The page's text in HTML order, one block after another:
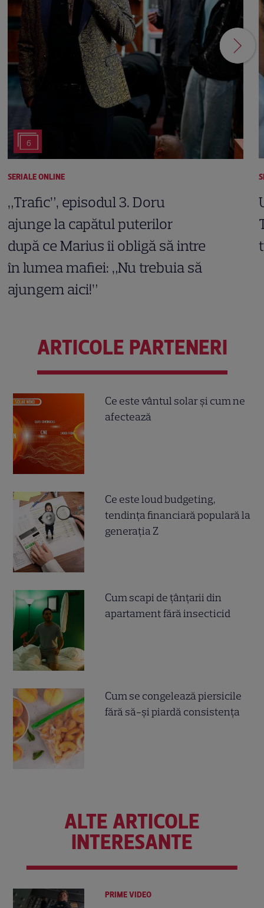
6
SERIALE ONLINE
„Trafic”, episodul 3. Doru
ajunge la capătul puterilor
după ce Marius îi obligă să intre
în lumea mafiei: „Nu trebuia să
ajungem aici!”
ARTICOLE PARTENERI
Ce este vântul solar și cum ne
afectează
Ce este loud budgeting,
tendința financiară populară la
generația Z
Cum scapi de țânțarii din
apartament fără insecticid
Cum se congelează piersicile
fără să-și piardă consistența
ALTE ARTICOLE
INTERESANTE
PRIME VIDEO